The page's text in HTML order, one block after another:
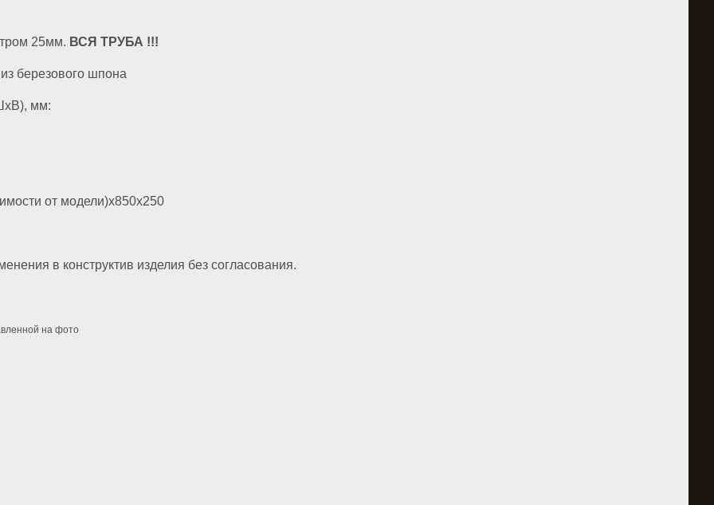
25мм. ВСЯ ТРУБА !!!
березового шпона
мм:
от модели)х850х250
в конструктив изделия без согласования.
на фото